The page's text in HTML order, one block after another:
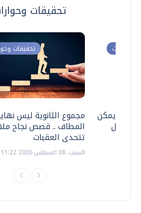
تحقيقات
تحقيقات
مجموع الثانوية ليس
المطاف .. قصص نجاح
تتحدى العقبات
السبت، 08 اغسطس 2026 11:22 ص
وحوارات
.. هل يمكن
نتعامل